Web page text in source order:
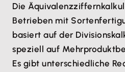
Die
Betrieben mit
basiert auf der
speziell auf
Es gibt unterschiedliche